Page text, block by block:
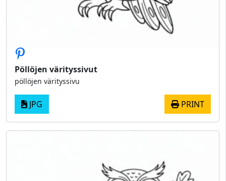
Pöllöjen värityssivut
pöllöjen värityssivu
JPG PRINT